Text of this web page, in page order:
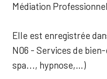
Médiation
Elle est enregistrée
N06 - Services de
spa..., hypnose,…)